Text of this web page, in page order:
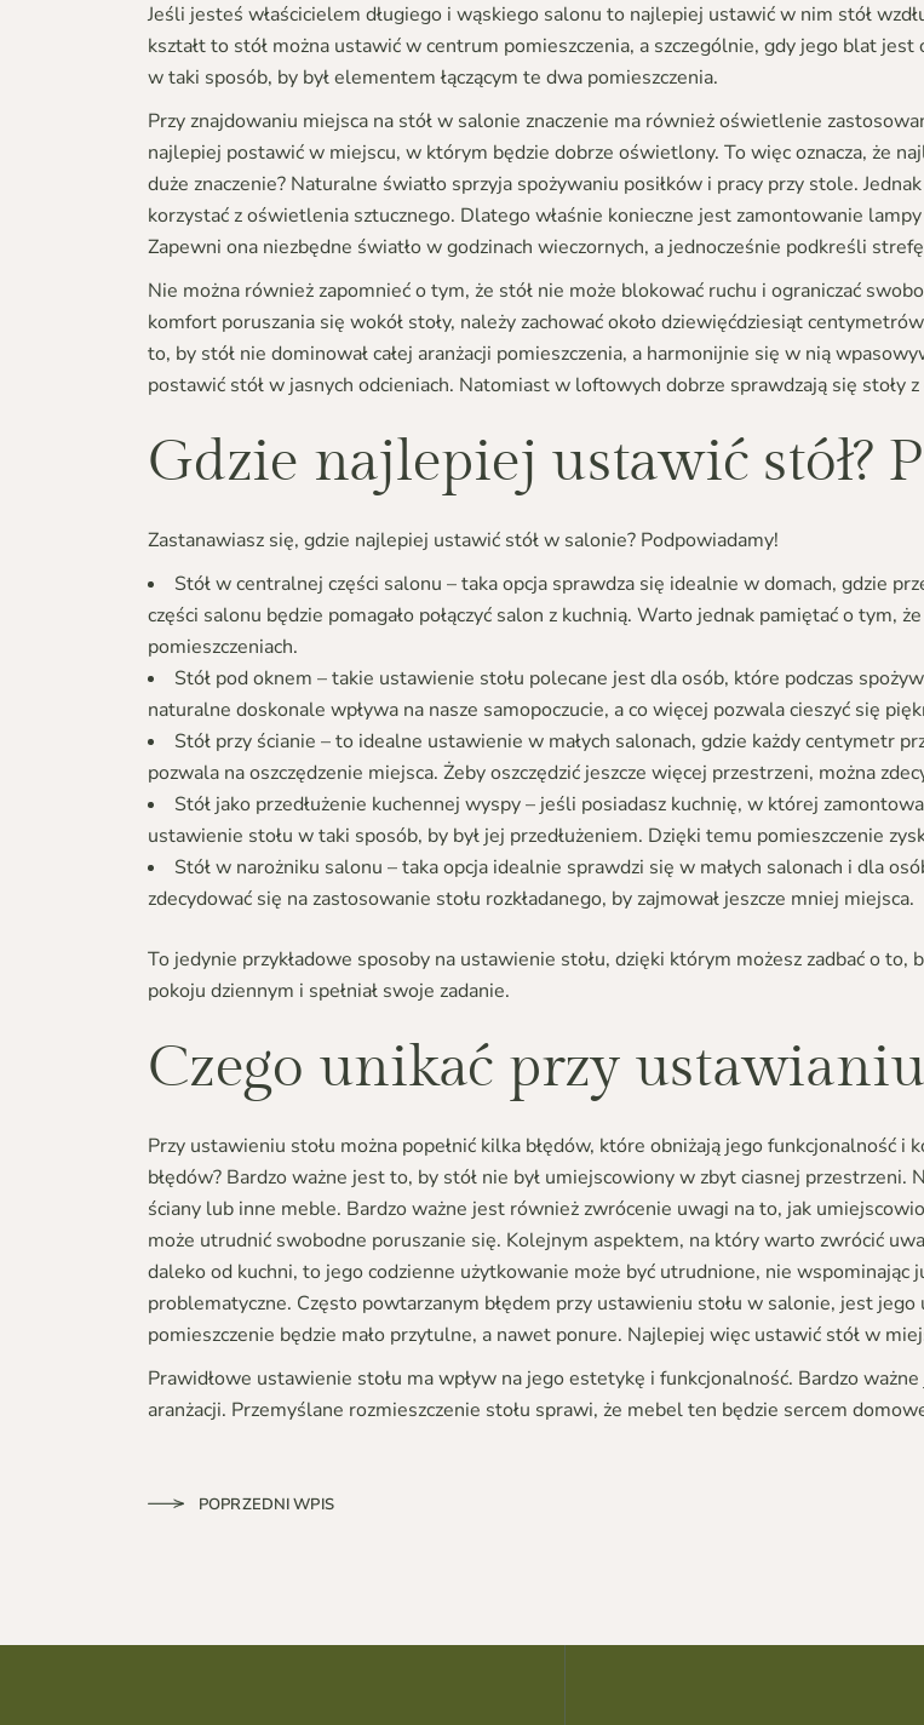
Jeśli jesteś właścicielem długiego i wąskiego salonu to najlepiej ustawić w nim stół
kształt to stół można ustawić w centrum pomieszczenia, a szczególnie, gdy jego blat
w taki sposób, by był elementem łączącym te dwa pomieszczenia.
Przy znajdowaniu miejsca na stół w salonie znaczenie ma również oświetlenie
najlepiej postawić w miejscu, w którym będzie dobrze oświetlony. To więc oznacza, że
duże znaczenie? Naturalne światło sprzyja spożywaniu posiłków i pracy przy stole.
korzystać z oświetlenia sztucznego. Dlatego właśnie konieczne jest zamontowanie
Zapewni ona niezbędne światło w godzinach wieczornych, a jednocześnie podkreśli
Nie można również zapomnieć o tym, że stół nie może blokować ruchu i ograniczać
komfort poruszania się wokół stoły, należy zachować około dziewięćdziesiąt
to, by stół nie dominował całej aranżacji pomieszczenia, a harmonijnie się w nią
postawić stół w jasnych odcieniach. Natomiast w loftowych dobrze sprawdzają się
Gdzie najlepiej ustawić stół?
Zastanawiasz się, gdzie najlepiej ustawić stół w salonie? Podpowiadamy!
Stół w centralnej części salonu – taka opcja sprawdza się idealnie w domach, gdzie
części salonu będzie pomagało połączyć salon z kuchnią. Warto jednak pamiętać o tym,
pomieszczeniach.
Stół pod oknem – takie ustawienie stołu polecane jest dla osób, które podczas
naturalne doskonale wpływa na nasze samopoczucie, a co więcej pozwala cieszyć się
Stół przy ścianie – to idealne ustawienie w małych salonach, gdzie każdy centymetr
pozwala na oszczędzenie miejsca. Żeby oszczędzić jeszcze więcej przestrzeni, można
Stół jako przedłużenie kuchennej wyspy – jeśli posiadasz kuchnię, w której
ustawienie stołu w taki sposób, by był jej przedłużeniem. Dzięki temu pomieszczenie
Stół w narożniku salonu – taka opcja idealnie sprawdzi się w małych salonach i dla
zdecydować się na zastosowanie stołu rozkładanego, by zajmował jeszcze mniej miejsca.
To jedynie przykładowe sposoby na ustawienie stołu, dzięki którym możesz zadbać o
pokoju dziennym i spełniał swoje zadanie.
Czego unikać przy
Przy ustawieniu stołu można popełnić kilka błędów, które obniżają jego funkcjonalność
błędów? Bardzo ważne jest to, by stół nie był umiejscowiony w zbyt ciasnej przestrzeni.
ściany lub inne meble. Bardzo ważne jest również zwrócenie uwagi na to, jak
może utrudnić swobodne poruszanie się. Kolejnym aspektem, na który warto zwrócić
daleko od kuchni, to jego codzienne użytkowanie może być utrudnione, nie
problematyczne. Często powtarzanym błędem przy ustawieniu stołu w salonie, jest
pomieszczenie będzie mało przytulne, a nawet ponure. Najlepiej więc ustawić stół w
Prawidłowe ustawienie stołu ma wpływ na jego estetykę i funkcjonalność. Bardzo
aranżacji. Przemyślane rozmieszczenie stołu sprawi, że mebel ten będzie sercem
POPRZEDNI WPIS